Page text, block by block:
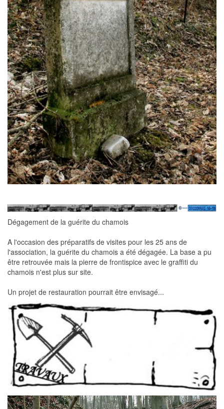
Dégagement de la guérite du chamois
A l'occasion des préparatifs de visites pour les 25 ans de
l'association, la guérite du chamois a été dégagée. La base a pu
être retrouvée mais la pierre de frontispice avec le graffiti du
chamois n'est plus sur site.
Un projet de restauration pourrait être envisagé...